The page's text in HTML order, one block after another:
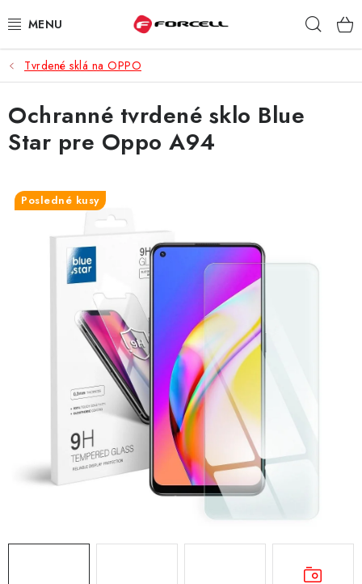
na
PUZDRÁ A OBALY
TVRDENÉ SKLÁ
DÁTOVÉ KÁBLE
NABÍJAČKY
DRŽIAKY NA MOBIL
BATÉRIE DO MOBILOV
ŠPORT A HOBBY
NÁRAMKY NA HODINKY
SLÚCHADLÁ, REPRODUKTORY A MIKROFÓNY
AUTO MOTO
EXKLUZÍVNE ZNAČKY
Tvrdené sklá na OPPO
Ochranné tvrdené sklo Blue
Star pre Oppo A94
Posledné kusy